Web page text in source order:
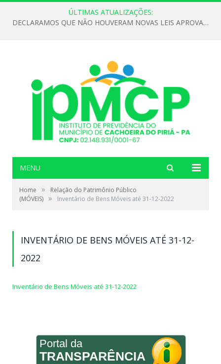
ÚLTIMAS ATUALIZAÇÕES:
DECLARAMOS QUE NÃO HOUVERAM NOVAS LEIS APROVADAS ATÉ O MOMENTO PARA O INSTITUTO DE PREVIDÊNCIA NO ANO DE 2026
MENU
Home »
Relação do Patrimônio Público
(MÓVEIS) » Inventário de Bens Móveis até 31-12-2022
INVENTÁRIO DE BENS MÓVEIS ATÉ 31-12-
2022
Inventário de Bens Móveis até 31-12-2022
Portal da
TRANSPARÊNCIA